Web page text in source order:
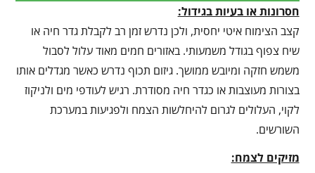
חסרונות או בעיות בגידול:
קצב הצימוח איטי יחסית, ולכן נדרש זמן רב לקבלת גדר חיה או
שיח צפוף בגודל משמעותי. באזורים חמים מאוד עלול לסבול
משמש חזקה ומיובש ממושך. גיזום תכוף נדרש כאשר מגדלים אותו
בצורות מעוצבות או כגדר חיה מסודרת. רגיש לעודפי מים ולניקוז
לקוי, העלולים לגרום להיחלשות הצמח ולפגיעות במערכת
השורשים.
מזיקים לצמח: